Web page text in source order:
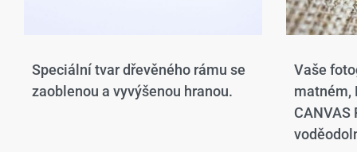
Speciální tvar dřevěného rámu se
zaoblenou a vyvýšenou hranou.​
Vaše
matném,
CANVAS